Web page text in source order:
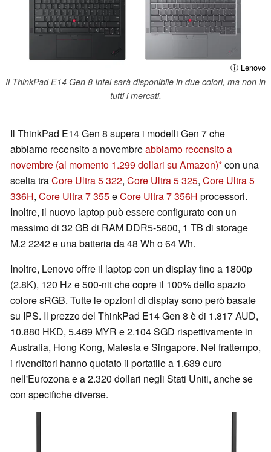
ⓘ Lenovo
Il ThinkPad E14 Gen 8 Intel sarà disponibile in due colori, ma non in
tutti i mercati.
Il ThinkPad E14 Gen 8 supera i modelli Gen 7 che
abbiamo recensito a novembreabbiamo recensito a
novembre (al momento 1.299 dollari su Amazon) con una
scelta traCore Ultra 5 322, Core Ultra 5 325, Core Ultra 5
336H, Core Ultra 7 355eCore Ultra 7 356H processori.
Inoltre, il nuovo laptop può essere configurato con un
massimo di 32 GB di RAM DDR5-5600, 1 TB di storage
M.2 2242 e una batteria da 48 Wh o 64 Wh.
Inoltre, Lenovo offre il laptop con un display fino a 1800p
(2.8K), 120 Hz e 500-nit che copre il 100% dello spazio
colore sRGB. Tutte le opzioni di display sono però basate
su IPS. Il prezzo del ThinkPad E14 Gen 8 è di 1.817 AUD,
10.880 HKD, 5.469 MYR e 2.104 SGD rispettivamente in
Australia, Hong Kong, Malesia e Singapore. Nel frattempo,
i rivenditori hanno quotato il portatile a 1.639 euro
nell'Eurozona e a 2.320 dollari negli Stati Uniti, anche se
con specifiche diverse.